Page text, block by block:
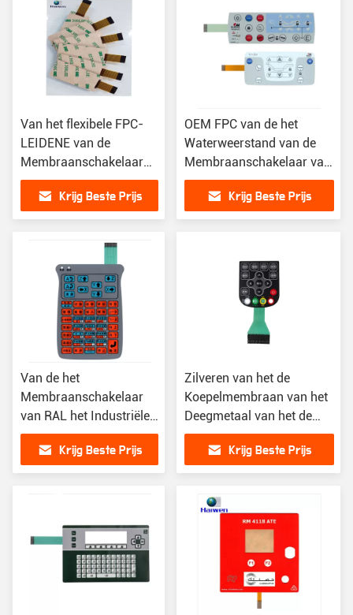
Van het flexibele FPC-
LEIDENE van de
Membraanschakelaar
van de de
Douanegrootte
Stofbewijs het Materiaal
Krijg Beste Prijs
OEM FPC van de het
Waterweerstand van de
Membraanschakelaar van
het de
Computertoetsenbord het
Membraanschakelaar
Krijg Beste Prijs
Van de het
Membraanschakelaar
van RAL het Industriële
van de het
Waterweerstand Goede
Toetsenbord van het de
Krijg Beste Prijs
Zilveren van het de
Koepelmembraan van het
Deegmetaal van het de
Schakelaartoetsenbord
4x3 het
Membraantoetsenbord
Krijg Beste Prijs